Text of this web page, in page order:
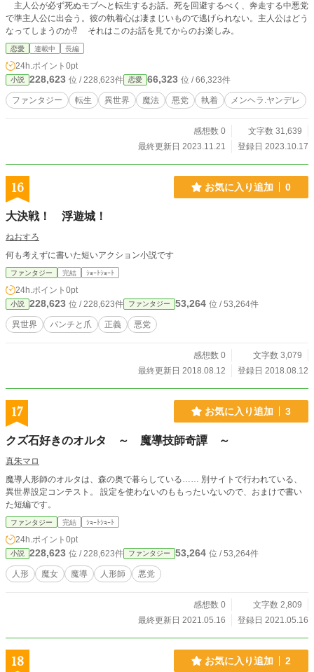
主人公が必ず死ぬモブへと転生するお話。死を回避するべく、奔走する中悪党
で準主人公に出会う。彼の執着心は凄まじいもので逃げられない。主人公はどう
なってしまうのか⁉︎ それはこのお話を見てからのお楽しみ。
恋愛 連載中 長編
24h.ポイント 0pt
小説 228,623 位 / 228,623件 恋愛 66,323 位 / 66,323件
ファンタジー 転生 異世界 魔法 悪党 執着 メンヘラ.ヤンデレ
感想数 0
文字数 31,639
最終更新日 2023.11.21
登録日 2023.10.17
16 お気に入り追加 0
大決戦！ 浮遊城！
ねおすろ
何も考えずに書いた短いアクション小説です
ファンタジー 完結 ｼｮｰﾄｼｮｰﾄ
24h.ポイント 0pt
小説 228,623 位 / 228,623件 ファンタジー 53,264 位 / 53,264件
異世界 パンチと爪 正義 悪党
感想数 0
文字数 3,079
最終更新日 2018.08.12
登録日 2018.08.12
17 お気に入り追加 3
クズ石好きのオルタ ～ 魔導技師奇譚 ～
真朱マロ
魔導人形師のオルタは、森の奥で暮らしている…… 別サイトで行われている、
異世界設定コンテスト。 設定を使わないのももったいないので、おまけで書い
た短編です。
ファンタジー 完結 ｼｮｰﾄｼｮｰﾄ
24h.ポイント 0pt
小説 228,623 位 / 228,623件 ファンタジー 53,264 位 / 53,264件
人形 魔女 魔導 人形師 悪党
感想数 0
文字数 2,809
最終更新日 2021.05.16
登録日 2021.05.16
18 お気に入り追加 2